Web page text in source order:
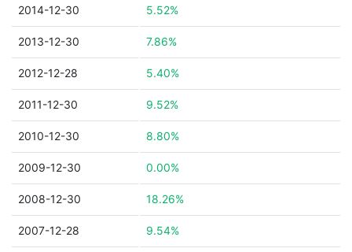
2014-12-30 5.52%
2013-12-30 7.86%
2012-12-28 5.40%
2011-12-30 9.52%
2010-12-30 8.80%
2009-12-30 0.00%
2008-12-30 18.26%
2007-12-28 9.54%